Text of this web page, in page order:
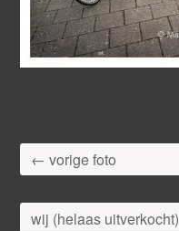
← vorige foto
wij (helaas uitverkocht)